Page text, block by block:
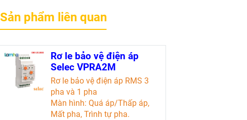
Sản phẩm liên quan
Rơ le bảo vệ điện áp
Selec VPRA2M
Rơ le bảo vệ điện áp RMS 3
pha và 1 pha
Màn hình: Quá áp/Thấp áp,
Mất pha, Trình tự pha.